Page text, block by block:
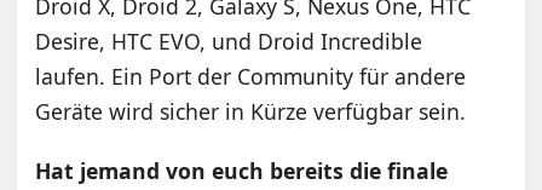
Droid X, Droid 2, Galaxy S, Nexus One, HTC
Desire, HTC EVO, und Droid Incredible
laufen. Ein Port der Community für andere
Geräte wird sicher in Kürze verfügbar sein.
Hat jemand von euch bereits die finale